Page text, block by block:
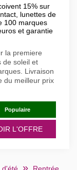
15% sur
lunettes de
100 marques
et garantie
la premiere
de soleil et
Livraison
du meilleur prix
Populaire
L'OFFRE